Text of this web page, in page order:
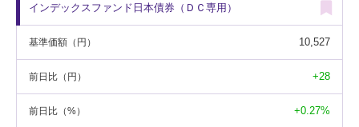
インデックスファンド日本債券（ＤＣ専用）
基準価額 （円） 10,527
前日比 （円） +28
前日比 （%） +0.27%